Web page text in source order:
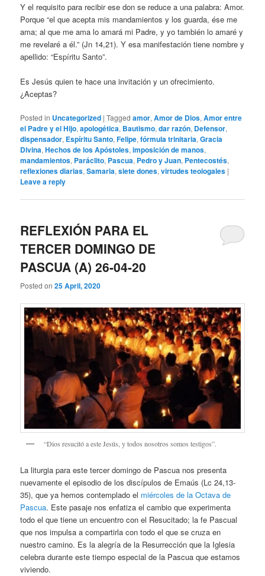
Y el requisito para recibir ese don se reduce a una palabra: Amor.
Porque “el que acepta mis mandamientos y los guarda, ése me
ama; al que me ama lo amará mi Padre, y yo también lo amaré y
me revelaré a él.” (Jn 14,21). Y esa manifestación tiene nombre y
apellido: “Espíritu Santo”.
Es Jesús quien te hace una invitación y un ofrecimiento.
¿Aceptas?
Posted in Uncategorized |Tagged amor,Amor de Dios,Amor entre
el Padre y el Hijo,apologética, Bautismo,dar razón, Defensor,
dispensador, Espíritu Santo,Felipe,fórmula trinitaria,Gracia
Divina,Hechos de los Apóstoles,imposición de manos,
mandamientos, Paráclito, Pascua, Pedro y Juan, Pentecostés,
reflexiones diarias,Samaria,siete dones,virtudes teologales |
Leave a reply
REFLEXIÓN PARA EL
TERCER DOMINGO DE
PASCUA (A) 26-04-20
Posted on25 April, 2020
“Dios resucitó a este Jesús, y todos nosotros somos testigos”.
La liturgia para este tercer domingo de Pascua nos presenta
nuevamente el episodio de los discípulos de Emaús (Lc 24,13-
35), que ya hemos contemplado el miércoles de la Octava de
Pascua. Este pasaje nos enfatiza el cambio que experimenta
todo el que tiene un encuentro con el Resucitado; la fe Pascual
que nos impulsa a compartirla con todo el que se cruza en
nuestro camino. Es la alegría de la Resurrección que la Iglesia
celebra durante este tiempo especial de la Pascua que estamos
viviendo.